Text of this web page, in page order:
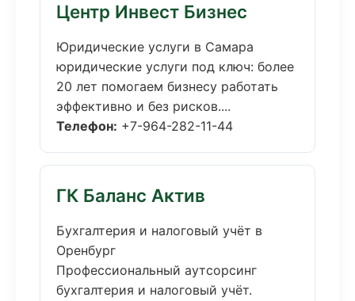
Центр Инвест Бизнес
Юридические услуги в Самара
юридические услуги под ключ: более
20 лет помогаем бизнесу работать
эффективно и без рисков....
Телефон: +7-964-282-11-44
ГК Баланс Актив
Бухгалтерия и налоговый учёт в
Оренбург
Профессиональный аутсорсинг
бухгалтерия и налоговый учёт.